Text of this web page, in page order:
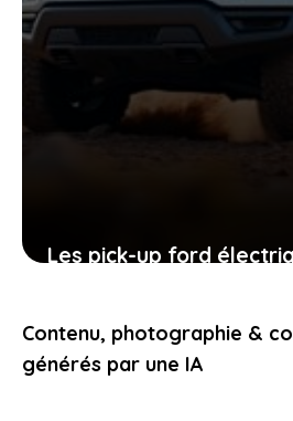
Les pick-up ford
les conducteurs
15 juin 2026
Contenu, photographie &
générés par une IA